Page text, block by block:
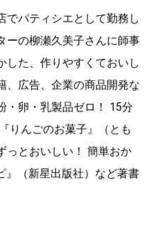
でパティシエとして勤務し
ーの柳瀬久美子さんに師事
した、作りやすくておいし
、広告、企業の商品開発な
・卵・乳製品ゼロ！ 15分
りんごのお菓子』（とも
っとおいしい！ 簡単おか
』（新星出版社）など著書